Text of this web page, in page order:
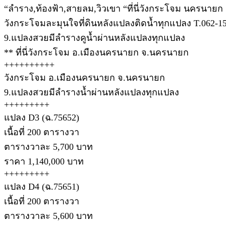
“ลำราง,ท้องฟ้า,สายลม,วิวเขา “ที่นี่วังกระโจม นครนายก
วังกระโจมละมุนใจที่ดินหลังแปลงติดน้ำทุกแปลง T.062-
9.แปลงสวยมีลำรางคูน้ำผ่านหลังแปลงทุกแปลง
** ที่นี่วังกระโจม อ.เมืองนครนายก จ.นครนายก
++++++++++
วังกระโจม อ.เมืองนครนายก จ.นครนายก
9.แปลงสวยมีลำรางน้ำผ่านหลังแปลงทุกแปลง
+++++++++
แปลง D3 (ฉ.75652)
เนื้อที่ 200 ตารางวา
ตารางวาละ 5,700 บาท
ราคา 1,140,000 บาท
+++++++++
แปลง D4 (ฉ.75651)
เนื้อที่ 200 ตารางวา
ตารางวาละ 5,600 บาท